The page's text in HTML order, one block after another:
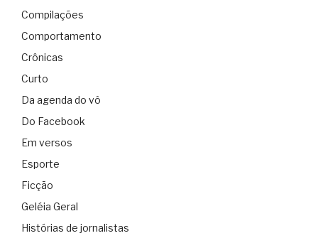
Compilações
Comportamento
Crônicas
Curto
Da agenda do vô
Do Facebook
Em versos
Esporte
Ficção
Geléia Geral
Histórias de jornalistas